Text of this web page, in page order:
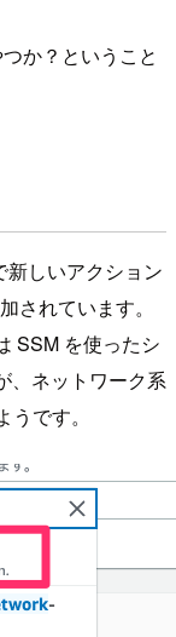
か？ということ
しいアクション
されています。
SSM を使ったシ
、ネットワーク系
です。